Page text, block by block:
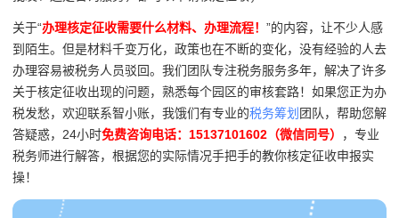
关于“办理核定征收需要什么材料、办理流程！ ”的内容，让不少人感
到陌生。但是材料千变万化，政策也在不断的变化，没有经验的人去
办理容易被税务人员驳回。我们团队专注税务服务多年，解决了许多
关于核定征收出现的问题，熟悉每个园区的审核套路！如果您正为办
税发愁，欢迎联系智小账，我饿们有专业的税务筹划 团队，帮助您解
答疑惑，24小时免费咨询电话：15137101602（微信同号）
，专业
税务师进行解答，根据您的实际情况手把手的教你核定征收申报实
操！